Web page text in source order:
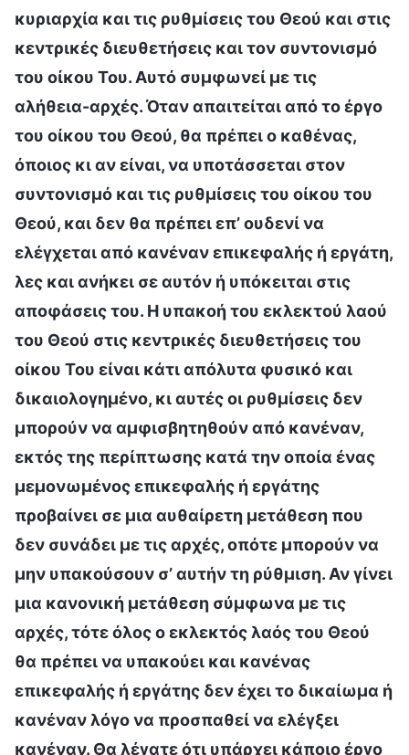
κυριαρχία και τις ρυθμίσεις του Θεού και στις
κεντρικές διευθετήσεις και τον συντονισμό
του οίκου Του. Αυτό συμφωνεί με τις
αλήθεια-αρχές. Όταν απαιτείται από το έργο
του οίκου του Θεού, θα πρέπει ο καθένας,
όποιος κι αν είναι, να υποτάσσεται στον
συντονισμό και τις ρυθμίσεις του οίκου του
Θεού, και δεν θα πρέπει επ’ ουδενί να
ελέγχεται από κανέναν επικεφαλής ή εργάτη,
λες και ανήκει σε αυτόν ή υπόκειται στις
αποφάσεις του. Η υπακοή του εκλεκτού λαού
του Θεού στις κεντρικές διευθετήσεις του
οίκου Του είναι κάτι απόλυτα φυσικό και
δικαιολογημένο, κι αυτές οι ρυθμίσεις δεν
μπορούν να αμφισβητηθούν από κανέναν,
εκτός της περίπτωσης κατά την οποία ένας
μεμονωμένος επικεφαλής ή εργάτης
προβαίνει σε μια αυθαίρετη μετάθεση που
δεν συνάδει με τις αρχές, οπότε μπορούν να
μην υπακούσουν σ’ αυτήν τη ρύθμιση. Αν γίνει
μια κανονική μετάθεση σύμφωνα με τις
αρχές, τότε όλος ο εκλεκτός λαός του Θεού
θα πρέπει να υπακούει και κανένας
επικεφαλής ή εργάτης δεν έχει το δικαίωμα ή
κανέναν λόγο να προσπαθεί να ελέγξει
κανέναν. Θα λέγατε ότι υπάρχει κάποιο έργο